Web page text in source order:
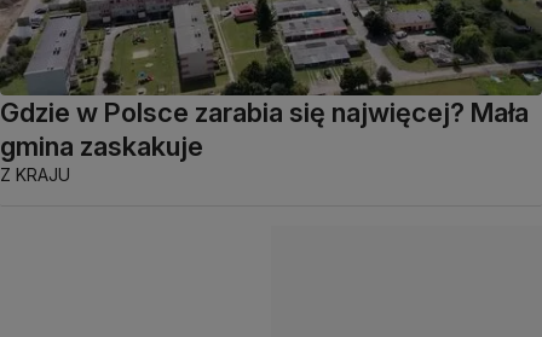
Gdzie w Polsce zarabia się najwięcej? Mała
gmina zaskakuje
Z KRAJU